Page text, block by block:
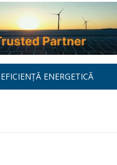
EFICIENȚĂ ENERGETICĂ